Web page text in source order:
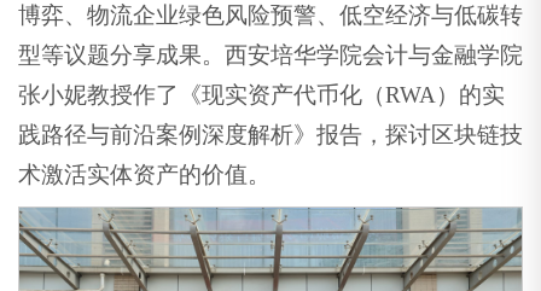
博弈、物流企业绿色风险预警、低空经济与低碳转
型等议题分享成果。西安培华学院会计与金融学院
张小妮教授作了《现实资产代币化（RWA）的实
践路径与前沿案例深度解析》报告，探讨区块链技
术激活实体资产的价值。